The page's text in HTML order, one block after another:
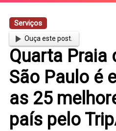
Serviços
Ouça este post.
Quarta Praia
São Paulo é
as 25
país pelo